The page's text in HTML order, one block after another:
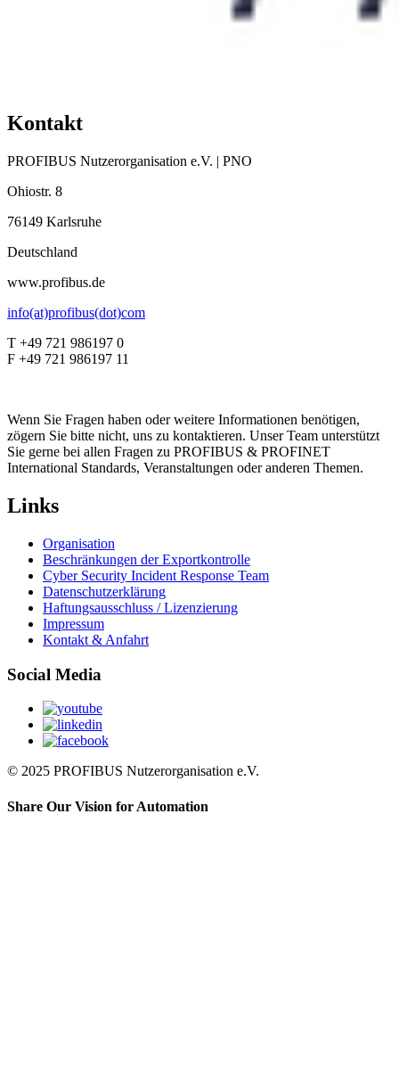
Kontakt
PROFIBUS Nutzerorganisation e.V. | PNO
Ohiostr. 8
76149 Karlsruhe
Deutschland
www.profibus.de
info(at)profibus(dot)com
T +49 721 986197 0
F +49 721 986197 11
Wenn Sie Fragen haben oder weitere Informationen benötigen,
zögern Sie bitte nicht, uns zu kontaktieren. Unser Team unterstützt
Sie gerne bei allen Fragen zu PROFIBUS & PROFINET
International Standards, Veranstaltungen oder anderen Themen.
Links
Organisation
Beschränkungen der Exportkontrolle
Cyber Security Incident Response Team
Datenschutzerklärung
Haftungsausschluss / Lizenzierung
Impressum
Kontakt & Anfahrt
Social Media
© 2025 PROFIBUS Nutzerorganisation e.V.
Share Our Vision for Automation